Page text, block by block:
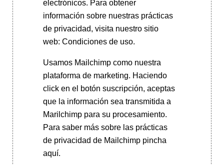
electrónicos. Para obtener
información sobre nuestras prácticas
de privacidad, visita nuestro sitio
web: Condiciones de uso.
Usamos Mailchimp como nuestra
plataforma de marketing. Haciendo
click en el botón suscripción, aceptas
que la información sea transmitida a
Marilchimp para su procesamiento.
Para saber mássobre las prácticas
de privacidad de Mailchimp pincha
aquí.